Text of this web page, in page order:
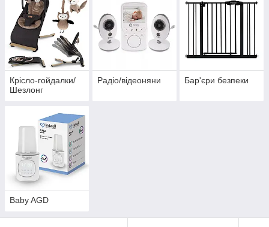
Крісло-гойдалки/
Шезлонг
Радіо/відеоняни Бар'єри безпеки
Baby AGD